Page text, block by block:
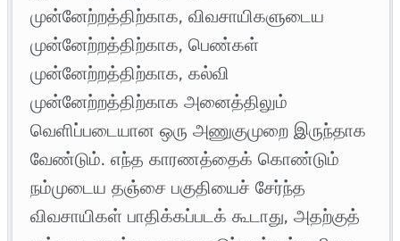
முன்னேற்றத்திற்காக, விவசாயிகளுடைய
முன்னேற்றத்திற்காக, பெண்கள்
முன்னேற்றத்திற்காக, கல்வி
முன்னேற்றத்திற்காக அனைத்திலும்
வெளிப்படையான ஒரு அணுகுமுறை இருந்தாக
வேண்டும். எந்த காரணத்தைக் கொண்டும்
நம்முடைய தஞ்சை பகுதியைச் சேர்ந்த
விவசாயிகள் பாதிக்கப்படக் கூடாது, அதற்குத்